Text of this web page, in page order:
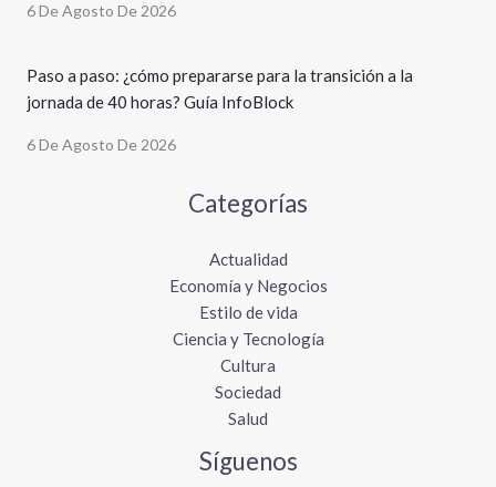
6 De Agosto De 2026
Paso a paso: ¿cómo prepararse para la transición a la
jornada de 40 horas? Guía InfoBlock
6 De Agosto De 2026
Categorías
Actualidad
Economía y Negocios
Estilo de vida
Ciencia y Tecnología
Cultura
Sociedad
Salud
Síguenos